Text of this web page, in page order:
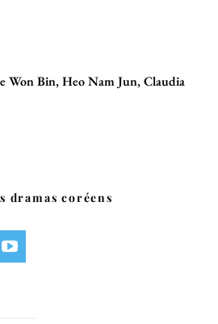
Won Bin, Heo Nam Jun, Claudia
dramas coréens